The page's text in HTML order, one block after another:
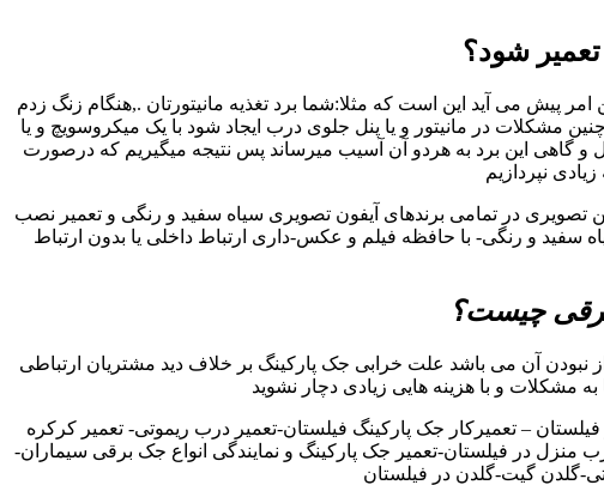
شود؟
پیش می آید این است که مثلا:شما برد تغذیه مانیتورتان .,هنگام زنگ زدم
در مانیتور و یا پنل جلوی درب ایجاد شود با یک میکروسویچ و یا
گاهی این برد به هردو آن آسیب میرساند پس نتیجه میگیریم که درصورت
نپردازیم
تصویری در تمامی برندهای آیفون تصویری سیاه سفید و رنگی و تعمیر نصب
و رنگی- با حافظه فیلم و عکس-داری ارتباط داخلی یا بدون ارتباط
چیست؟
آن می باشد علت خرابی جک پارکینگ بر خلاف دید مشتریان ارتباطی
به مشکلات و با هزینه هایی زیادی دچار نشوید
– تعمیرکار جک پارکینگ فیلستان-تعمیر درب ریموتی- تعمیر کرکره
منزل در فیلستان-تعمیر جک پارکینگ و نمایندگی انواع جک برقی سیماران-
گلدن گیت-گلدن در فیلستان